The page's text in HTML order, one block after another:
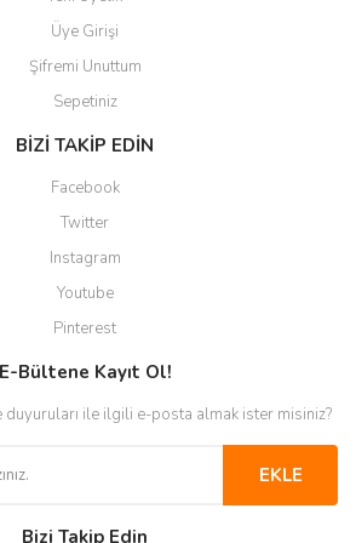
Üye Girişi
Şifremi Unuttum
Sepetiniz
BİZİ TAKİP EDİN
Facebook
Twitter
Instagram
Youtube
Pinterest
E-Bültene Kayıt Ol!
duyuruları ile ilgili e-posta almak ister misiniz?
EKLE
Bizi Takip Edin